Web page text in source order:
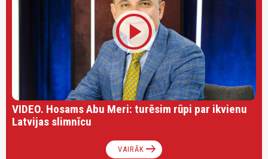
play_circle
VIDEO. Hosams Abu Meri: turēsim rūpi par ikvienu
Latvijas slimnīcu
VAIRĀK arrow_right_alt